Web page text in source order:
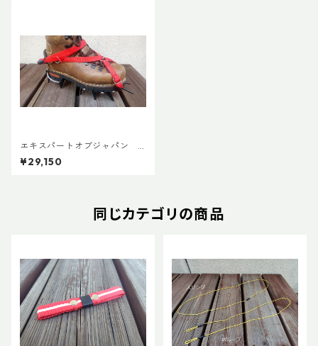
エキスパートオブジャパン
クロモリ12P卍 ADDカスタム
Ver.2
¥29,150
同じカテゴリの商品